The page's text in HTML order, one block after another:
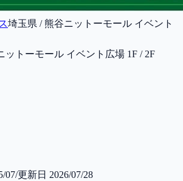
埼玉県 / 熊谷ニットーモール イベント
ットーモール イベント広場 1F / 2F
07/更新日 2026/07/28